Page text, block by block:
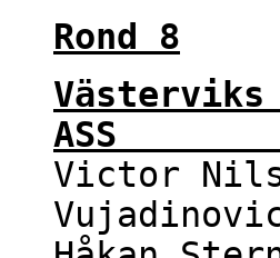
Rond 8
ASS
Victor